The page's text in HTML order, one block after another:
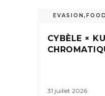
EVASION ,FOOD
CYBÈLE ×
31 juillet 2026